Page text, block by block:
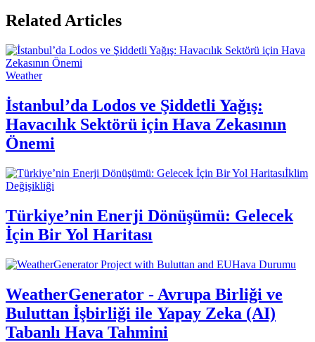
Related Articles
Weather
İstanbul’da Lodos ve Şiddetli Yağış:
Havacılık Sektörü için Hava Zekasının
Önemi
İklim
Değişikliği
Türkiye’nin Enerji Dönüşümü: Gelecek
İçin Bir Yol Haritası
Hava Durumu
WeatherGenerator - Avrupa Birliği ve
Buluttan İşbirliği ile Yapay Zeka (AI)
Tabanlı Hava Tahmini